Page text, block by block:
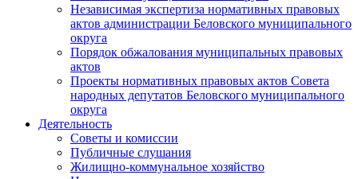
Независимая экспертиза нормативных правовых
актов администрации Беловского муниципального
округа
Порядок обжалования муниципальных правовых
актов
Проекты нормативных правовых актов Совета
народных депутатов Беловского муниципального
округа
Деятельность
Советы и комиссии
Публичные слушания
Жилищно-коммунальное хозяйство